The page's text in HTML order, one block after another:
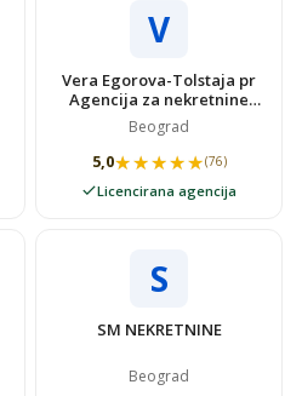
V
Vera Egorova-Tolstaja pr
Agencija za nekretnine
VIDOVSTAN
Beograd
5,0★★★★★
★★★★★(76)
Licencirana agencija
S
SM NEKRETNINE
Beograd